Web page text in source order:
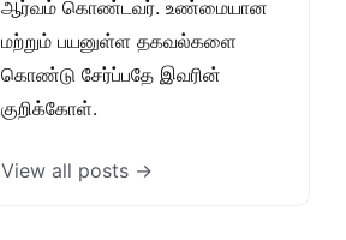
ஆர்வம் கொண்டவர். உண்மையான
மற்றும் பயனுள்ள தகவல்களை
கொண்டு சேர்ப்பதே இவரின்
குறிக்கோள்.
View all posts →